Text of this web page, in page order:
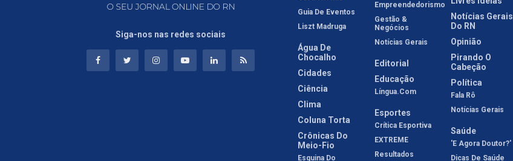
Siga-nos nas redes sociais
Guia De Eventos
Liszt Madruga
Água De
Chocalho
Cidades
Ciência
Clima
Coluna Torta
Crônicas Do
Meio-Fio
Esquina Do
Empreendedorismo
Gestão &
Negócios
Notícias Gerais
Editorial
Educação
Língua.com
Esportes
Crítica Esportiva
EXTREME
Resultados
Notícias Gerais
Do RN
Opinião
Pirando O
Cabeção
Política
Fala Rô
Notícias Gerais
Saúde
'E Agora Doutor?'
Dicas De Saúde